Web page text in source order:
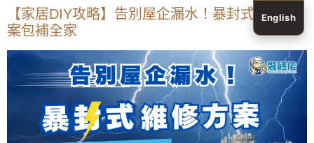
【家居DIY攻略】告別屋企漏水！暴封式維修方
案包補全家
English